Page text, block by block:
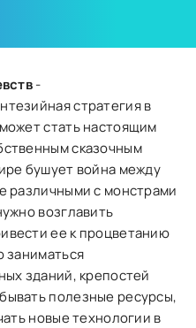
-
стратегия в
стать настоящим
сказочным
бушует война между
различными с монстрами
возглавить
ее к процветанию
заниматься
зданий, крепостей
полезные ресурсы,
новые технологии в